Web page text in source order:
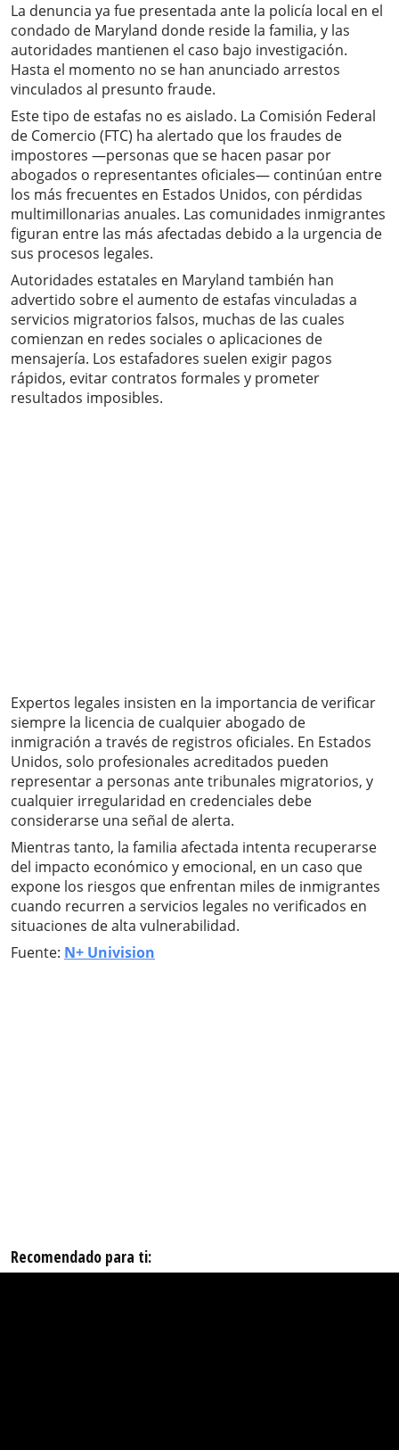
La denuncia ya fue presentada ante la policía local en el
condado de Maryland donde reside la familia, y las
autoridades mantienen el caso bajo investigación.
Hasta el momento no se han anunciado arrestos
vinculados al presunto fraude.
Este tipo de estafas no es aislado. La Comisión Federal
de Comercio (FTC) ha alertado que los fraudes de
impostores —personas que se hacen pasar por
abogados o representantes oficiales— continúan entre
los más frecuentes en Estados Unidos, con pérdidas
multimillonarias anuales. Las comunidades inmigrantes
figuran entre las más afectadas debido a la urgencia de
sus procesos legales.
Autoridades estatales en Maryland también han
advertido sobre el aumento de estafas vinculadas a
servicios migratorios falsos, muchas de las cuales
comienzan en redes sociales o aplicaciones de
mensajería. Los estafadores suelen exigir pagos
rápidos, evitar contratos formales y prometer
resultados imposibles.
Expertos legales insisten en la importancia de verificar
siempre la licencia de cualquier abogado de
inmigración a través de registros oficiales. En Estados
Unidos, solo profesionales acreditados pueden
representar a personas ante tribunales migratorios, y
cualquier irregularidad en credenciales debe
considerarse una señal de alerta.
Mientras tanto, la familia afectada intenta recuperarse
del impacto económico y emocional, en un caso que
expone los riesgos que enfrentan miles de inmigrantes
cuando recurren a servicios legales no verificados en
situaciones de alta vulnerabilidad.
Fuente: N+ Univision
Recomendado para ti: